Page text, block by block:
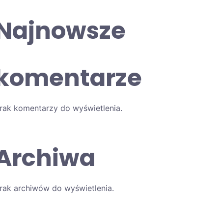
komentarzy do wyświetlenia.
archiwów do wyświetlenia.